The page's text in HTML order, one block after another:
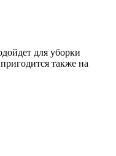
для уборки
также на